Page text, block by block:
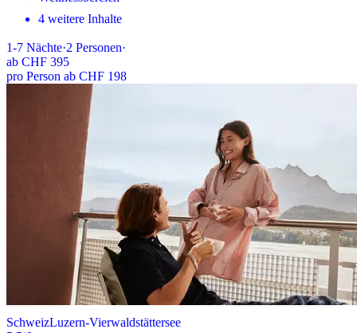
4 weitere Inhalte
1-7 Nächte·2 Personen·
ab CHF 395
pro Person ab CHF 198
SchweizLuzern-Vierwaldstättersee